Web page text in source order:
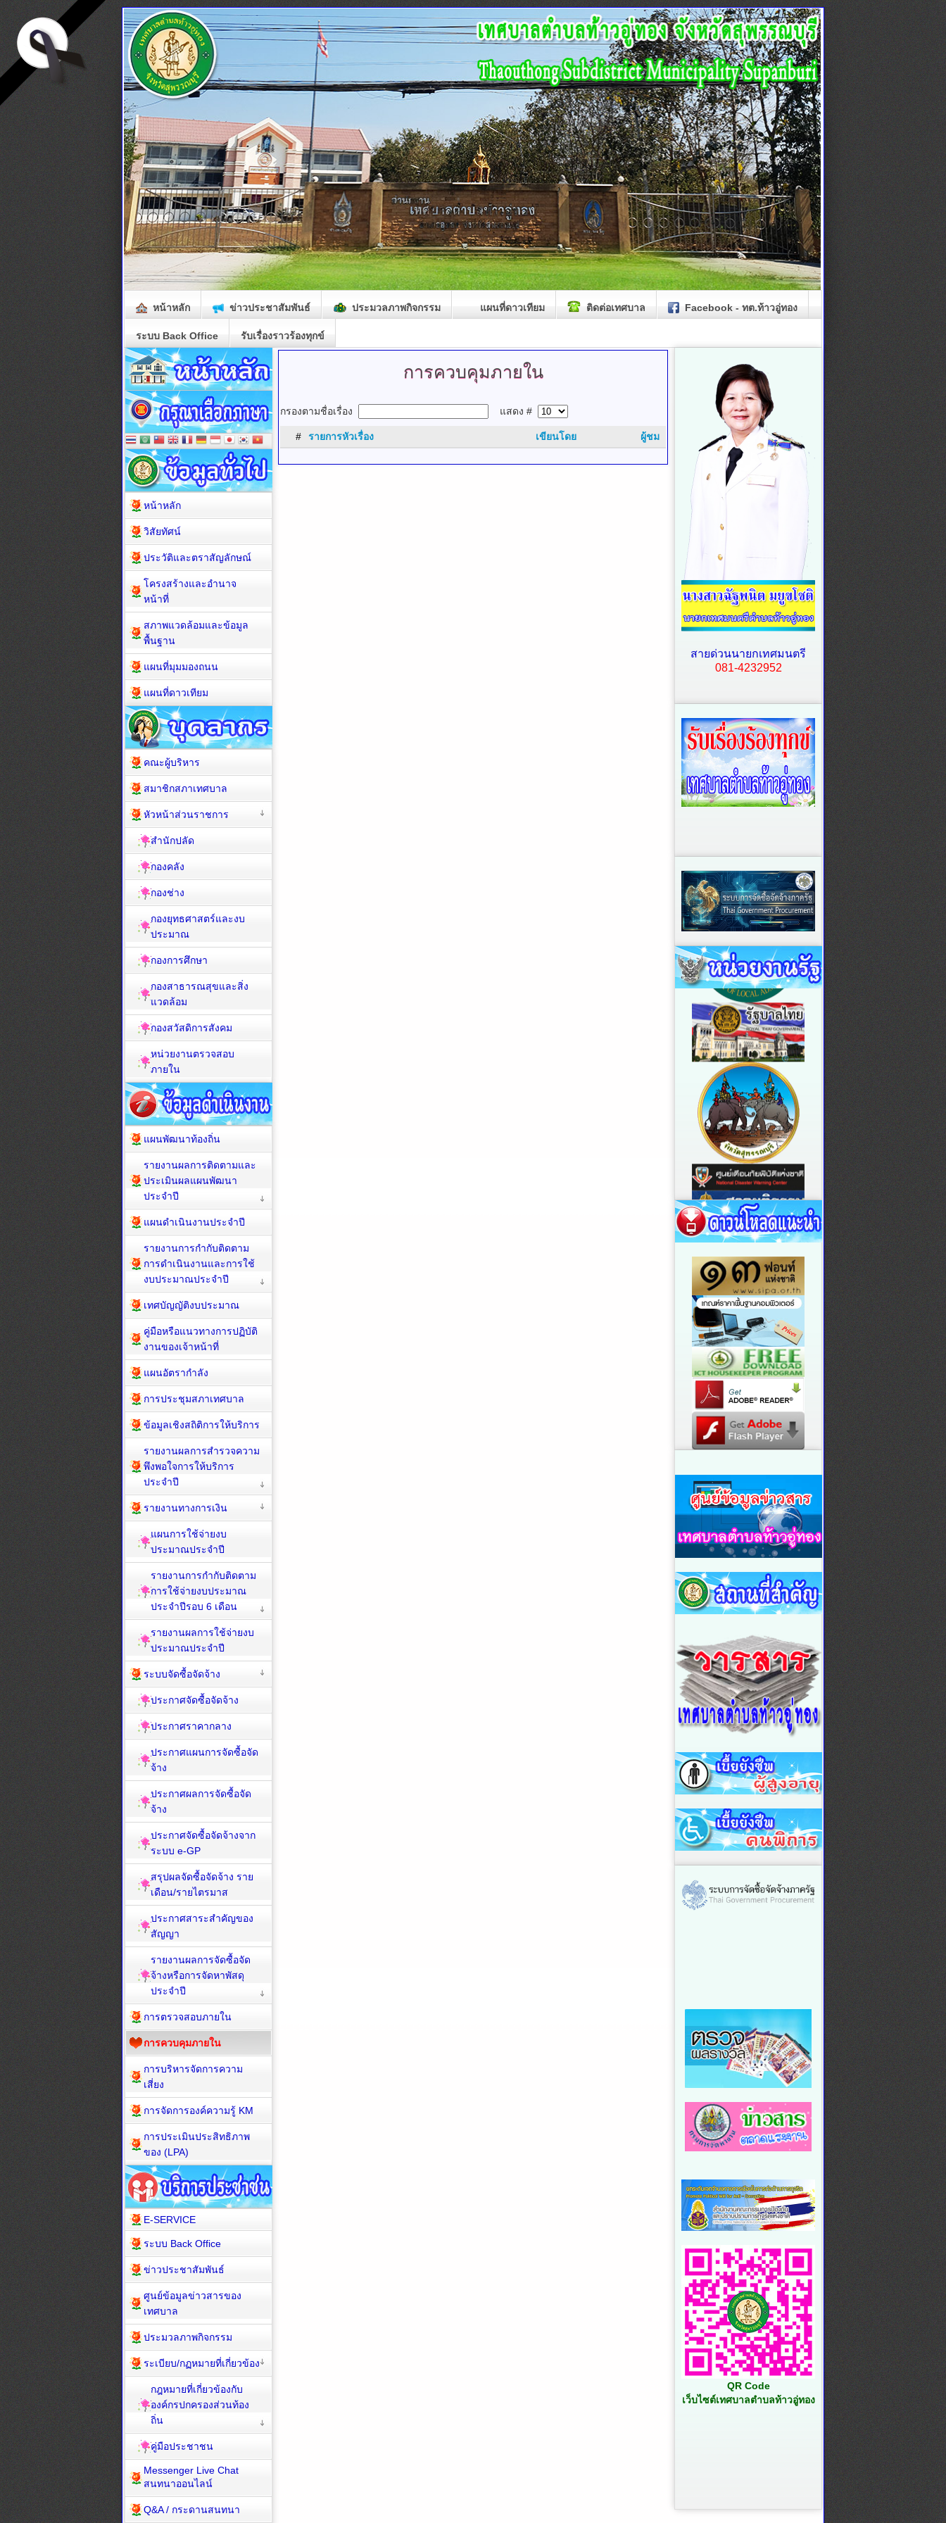
หน้าหลัก ข่าวประชาสัมพันธ์ ประมวลภาพกิจกรรม แผนที่ดาวเทียม ติดต่อเทศบาล Facebook - ทต.ท้าวอู่ทอง
ระบบ Back Office รับเรื่องราวร้องทุกข์
การควบคุมภายใน
กรองตามชื่อเรื่อง แสดง #
# รายการหัวเรื่อง เขียนโดย ผู้ชม
หน้าหลัก
วิสัยทัศน์
ประวัติและตราสัญลักษณ์
โครงสร้างและอำนาจ
หน้าที่
สภาพแวดล้อมและข้อมูล
พื้นฐาน
แผนที่มุมมองถนน
แผนที่ดาวเทียม
คณะผู้บริหาร
สมาชิกสภาเทศบาล
หัวหน้าส่วนราชการ
สำนักปลัด
กองคลัง
กองช่าง
กองยุทธศาสตร์และงบ
ประมาณ
กองการศึกษา
กองสาธารณสุขและสิ่ง
แวดล้อม
กองสวัสดิการสังคม
หน่วยงานตรวจสอบ
ภายใน
แผนพัฒนาท้องถิ่น
รายงานผลการติดตามและ
ประเมินผลแผนพัฒนา
ประจำปี
แผนดำเนินงานประจำปี
รายงานการกำกับติดตาม
การดำเนินงานและการใช้
งบประมาณประจำปี
เทศบัญญัติงบประมาณ
คู่มือหรือแนวทางการปฏิบัติ
งานของเจ้าหน้าที่
แผนอัตรากำลัง
การประชุมสภาเทศบาล
ข้อมูลเชิงสถิติการให้บริการ
รายงานผลการสำรวจความ
พึงพอใจการให้บริการ
ประจำปี
รายงานทางการเงิน
แผนการใช้จ่ายงบ
ประมาณประจำปี
รายงานการกำกับติดตาม
การใช้จ่ายงบประมาณ
ประจำปีรอบ 6 เดือน
รายงานผลการใช้จ่ายงบ
ประมาณประจำปี
ระบบจัดซื้อจัดจ้าง
ประกาศจัดซื้อจัดจ้าง
ประกาศราคากลาง
ประกาศแผนการจัดซื้อจัด
จ้าง
ประกาศผลการจัดซื้อจัด
จ้าง
ประกาศจัดซื้อจัดจ้างจาก
ระบบ e-GP
สรุปผลจัดซื้อจัดจ้าง ราย
เดือน/รายไตรมาส
ประกาศสาระสำคัญของ
สัญญา
รายงานผลการจัดซื้อจัด
จ้างหรือการจัดหาพัสดุ
ประจำปี
การตรวจสอบภายใน
การควบคุมภายใน
การบริหารจัดการความ
เสี่ยง
การจัดการองค์ความรู้ KM
การประเมินประสิทธิภาพ
ของ (LPA)
E-SERVICE
ระบบ Back Office
ข่าวประชาสัมพันธ์
ศูนย์ข้อมูลข่าวสารของ
เทศบาล
ประมวลภาพกิจกรรม
ระเบียบ/กฏหมายที่เกี่ยวข้อง
กฎหมายที่เกี่ยวข้องกับ
องค์กรปกครองส่วนท้อง
ถิ่น
คู่มือประชาชน
Messenger Live Chat
สนทนาออนไลน์
Q&A / กระดานสนทนา
สายด่วนนายกเทศมนตรี
081-4232952
QR Code
เว็บไซต์เทศบาลตำบลท้าวอู่ทอง